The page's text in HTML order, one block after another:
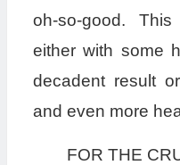
oh-so-good.
either with some
decadent result
and even more
FOR THE